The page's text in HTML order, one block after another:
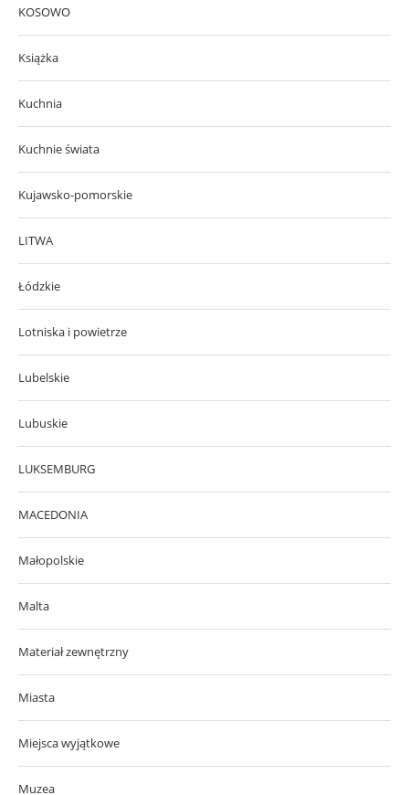
KOSOWO
Książka
Kuchnia
Kuchnie świata
Kujawsko-pomorskie
LITWA
Łódzkie
Lotniska i powietrze
Lubelskie
Lubuskie
LUKSEMBURG
MACEDONIA
Małopolskie
Malta
Materiał zewnętrzny
Miasta
Miejsca wyjątkowe
Muzea